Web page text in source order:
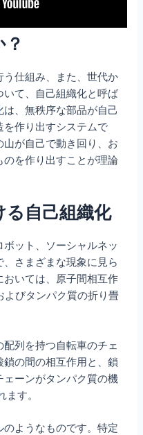
仕組み、また、世代か
いて、自己組織化と呼ば
、無秩序な部品が自己
を作り出すシステムで
が自己で動き回り、お
を作り出すことが理論
る自己組織化
ット、ソーシャルネッ
、さまざまな現象に見ら
いては、原子間相互作
よびタンパク質の折り畳
列を持つ自転車のチェ
の間の相互作用と、鎖
ェーンがタンパク質の機
す。
ようなものです。特定